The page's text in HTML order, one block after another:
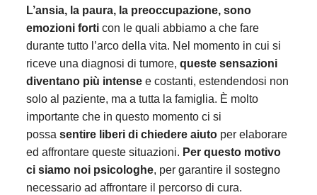
L’ansia, la paura, la preoccupazione, sono
emozioni forticon le quali abbiamo a che fare
durante tutto l’arco della vita. Nel momento in cui si
riceve una diagnosi di tumore, queste sensazioni
diventano più intensee costanti, estendendosi non
solo al paziente, ma a tutta la famiglia. È molto
importante che in questo momento ci si
possa sentire liberi di chiedere aiutoper elaborare
ed affrontare queste situazioni. Per questo motivo
ci siamo noi psicologhe, per garantire il sostegno
necessario ad affrontare il percorso di cura.